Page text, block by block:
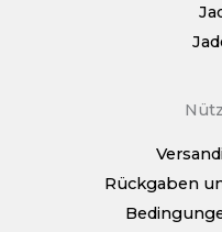
Rückgaben